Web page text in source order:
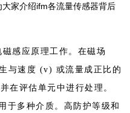
家介绍ifm各流量传感器背后
感应原理工作。在磁场
与速度 (v) 或流量成正比的
在评估单元中进行处理。
于多种介质。高防护等级和